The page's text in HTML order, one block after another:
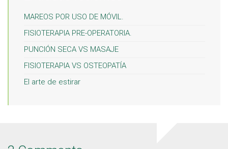
MAREOS POR USO DE MÓVIL.
FISIOTERAPIA PRE-OPERATORIA.
PUNCIÓN SECA VS MASAJE
FISIOTERAPIA VS OSTEOPATÍA
El arte de estirar